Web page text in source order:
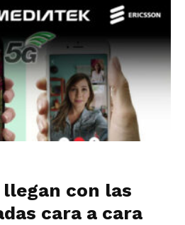
llegan con las
cara a cara